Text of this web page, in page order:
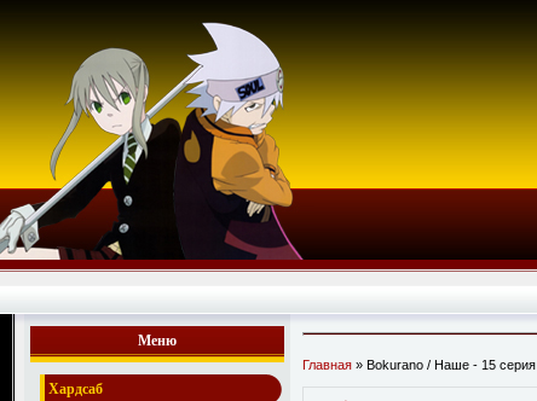
Меню
Хардсаб
Главная » Bokurano / Наше - 15 серия